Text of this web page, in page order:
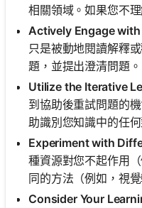
相關領域。如果您不
Actively Engage
只是被動地閱讀解釋
題，並提出澄清問題。
Utilize the Iterative
到協助後重試問題的
助識別您知識中的任
Experiment with
種資源對您不起作用
同的方法（例如，視
Consider Your